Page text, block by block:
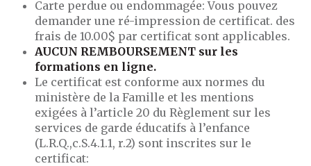
Carte perdue ou endommagée: Vous pouvez
demander une ré-impression de certificat. des
frais de 10.00$ par certificat sont applicables.
AUCUN REMBOURSEMENT sur les
formations en ligne.
Le certificat est conforme aux normes du
ministère de la Famille et les mentions
exigées à l’article 20 du Règlement sur les
services de garde éducatifs à l’enfance
(L.R.Q.,c.S.4.1.1, r.2) sont inscrites sur le
certificat: